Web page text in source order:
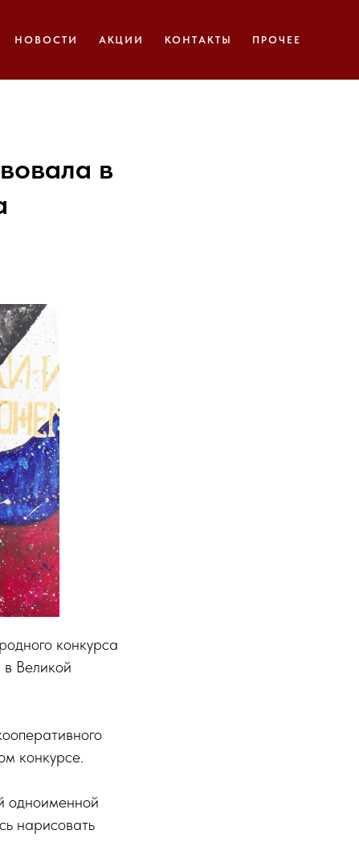
НОВОСТИ АКЦИИ КОНТАКТЫ ПРОЧЕЕ
в
конкурса
Великой
конкурсе.
одноименной
нарисовать